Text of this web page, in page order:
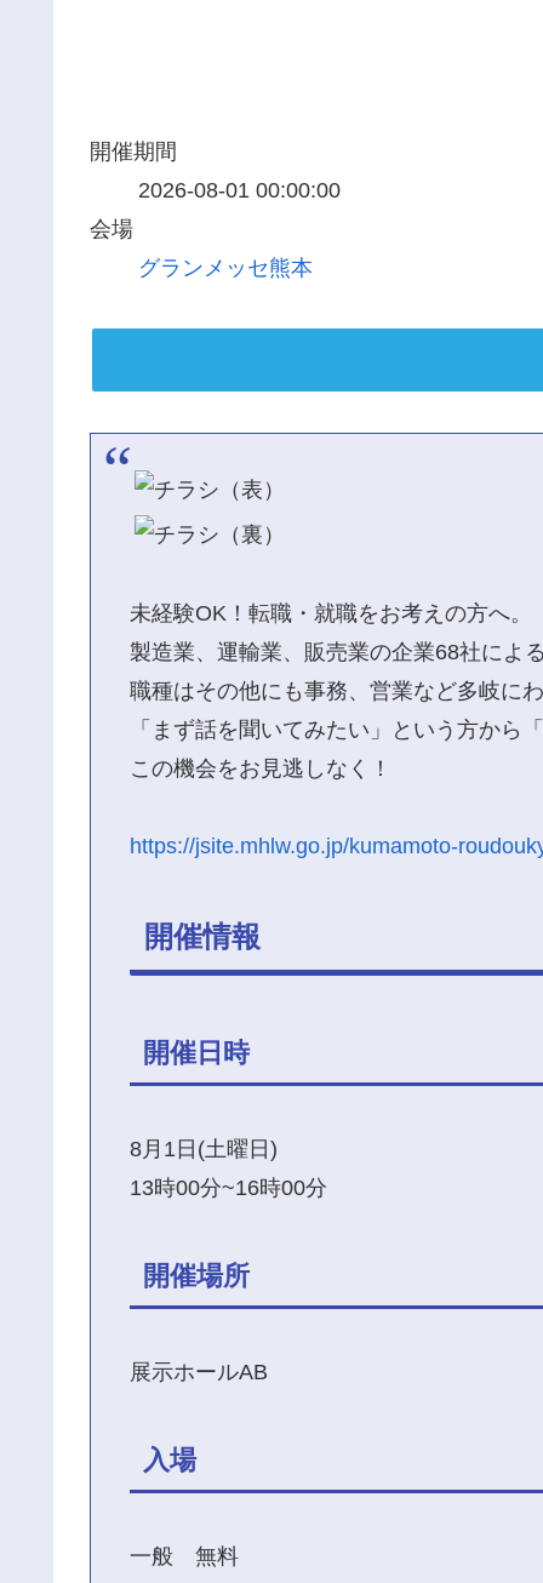
開催期間
2026-08-01 00:00:00
会場
グランメッセ熊本
未経験OK！転職・就職をお考えの方へ。
製造業、運輸業、販売業の企業68社によ
職種はその他にも事務、営業など多岐に
「まず話を聞いてみたい」という方か
この機会をお見逃しなく！
https://jsite.mhlw.go.jp/kumamoto-
開催情報
開催日時
8月1日(土曜日)
13時00分~16時00分
開催場所
展示ホールAB
入場
一般 無料